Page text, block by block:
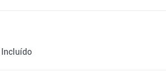
Incluído